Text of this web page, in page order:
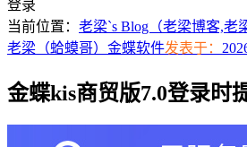
登录
当前位置： 老梁`s Blog（老梁博客,老
老梁（蛤蟆哥） 金蝶软件发表于：
金蝶kis商贸版7.0登录时